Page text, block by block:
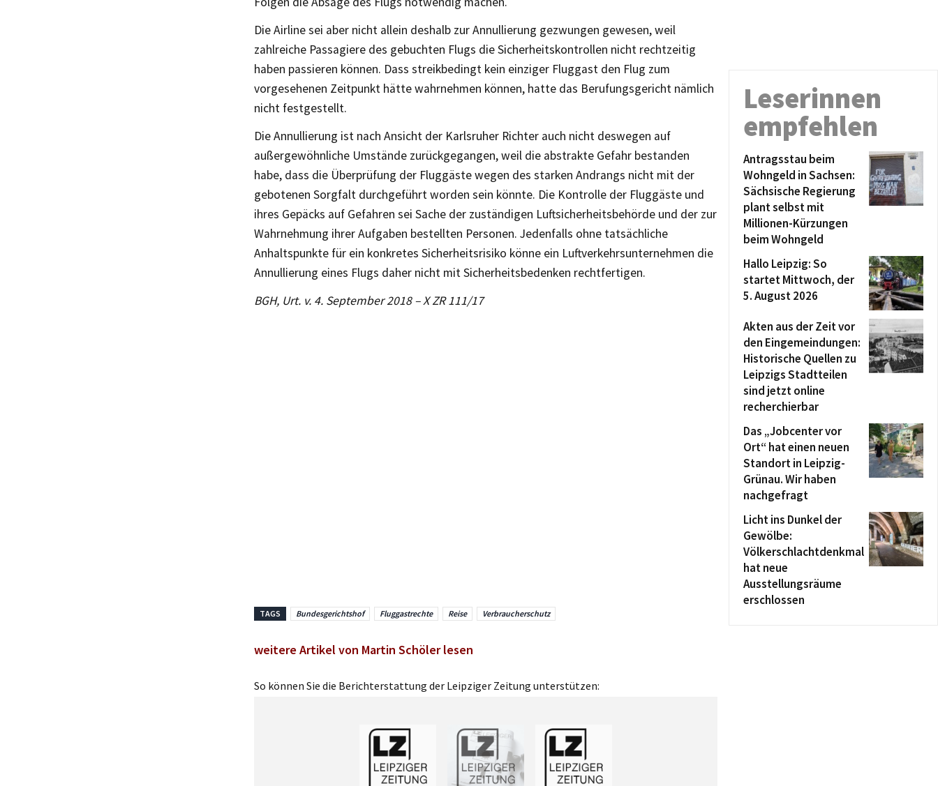
Die Airline sei aber nicht allein deshalb zur Annullierung gezwungen gewesen, weil
zahlreiche Passagiere des gebuchten Flugs die Sicherheitskontrollen nicht rechtzeitig
haben passieren können. Dass streikbedingt kein einziger Fluggast den Flug zum
vorgesehenen Zeitpunkt hätte wahrnehmen können, hatte das Berufungsgericht nämlich
nicht festgestellt.
Die Annullierung ist nach Ansicht der Karlsruher Richter auch nicht deswegen auf
außergewöhnliche Umstände zurückgegangen, weil die abstrakte Gefahr bestanden
habe, dass die Überprüfung der Fluggäste wegen des starken Andrangs nicht mit der
gebotenen Sorgfalt durchgeführt worden sein könnte. Die Kontrolle der Fluggäste und
ihres Gepäcks auf Gefahren sei Sache der zuständigen Luftsicherheitsbehörde und der zur
Wahrnehmung ihrer Aufgaben bestellten Personen. Jedenfalls ohne tatsächliche
Anhaltspunkte für ein konkretes Sicherheitsrisiko könne ein Luftverkehrsunternehmen die
Annullierung eines Flugs daher nicht mit Sicherheitsbedenken rechtfertigen.
BGH, Urt. v. 4. September 2018 – X ZR 111/17
TAGS Bundesgerichtshof Fluggastrechte Reise Verbraucherschutz
weitere Artikel von Martin Schöler lesen
So können Sie die Berichterstattung der Leipziger Zeitung unterstützen:
Leserinnen
empfehlen
Antragsstau beim
Wohngeld in Sachsen:
Sächsische Regierung
plant selbst mit
Millionen-Kürzungen
beim Wohngeld
Hallo Leipzig: So
startet Mittwoch, der
5. August 2026
Akten aus der Zeit vor
den Eingemeindungen:
Historische Quellen zu
Leipzigs Stadtteilen
sind jetzt online
recherchierbar
Das „Jobcenter vor
Ort“ hat einen neuen
Standort in Leipzig-
Grünau. Wir haben
nachgefragt
Licht ins Dunkel der
Gewölbe:
Völkerschlachtdenkmal
hat neue
Ausstellungsräume
erschlossen